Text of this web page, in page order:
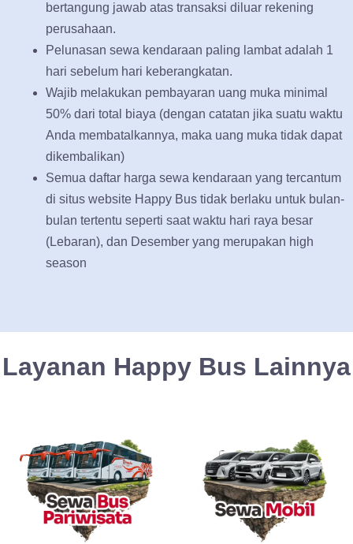
bertangung jawab atas transaksi diluar rekening
perusahaan.
Pelunasan sewa kendaraan paling lambat adalah 1
hari sebelum hari keberangkatan.
Wajib melakukan pembayaran uang muka minimal
50% dari total biaya (dengan catatan jika suatu waktu
Anda membatalkannya, maka uang muka tidak dapat
dikembalikan)
Semua daftar harga sewa kendaraan yang tercantum
di situs website Happy Bus tidak berlaku untuk bulan-
bulan tertentu seperti saat waktu hari raya besar
(Lebaran), dan Desember yang merupakan high
season
Layanan Happy Bus Lainnya